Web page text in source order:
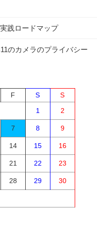
践ロードマップ
のカメラのプライバシー
F S
S
1
2
7 8 9
14 15 16
21 22 23
28 29 30